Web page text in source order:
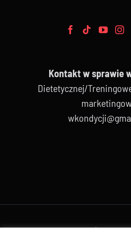
Kontakt w sprawie
Dietetycznej/
© Copyright 2012 -2026 | Avada